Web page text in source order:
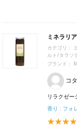
ミネラリ
カテゴリ：
ルト/タラソ
ブランド：
コ
リラクゼー
香り : フォ